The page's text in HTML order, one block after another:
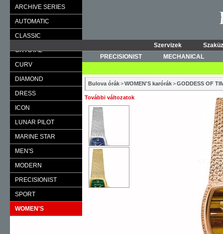
Szervizek
PRECISIONIST
MECHANICAL
ARCHIVE SERIES
AUTOMATIC
CLASSIC
CRYSTAL
CURV
DIAMOND
DRESS
ICON
LUNAR PILOT
MARINE STAR
MEN'S
MODERN
PRECISIONIST
SPORT
WOMEN'S
Bulova órák>WOMEN'S karórák>GODDESS OF
További változatok